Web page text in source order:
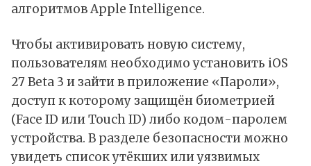
алгоритмов Apple Intelligence.
Чтобы активировать новую систему,
пользователям необходимо установить iOS
27 Beta 3 и зайти в приложение «Пароли»,
доступ к которому защищён биометрией
(Face ID или Touch ID) либо кодом-паролем
устройства. В разделе безопасности можно
увидеть список утёкших или уязвимых